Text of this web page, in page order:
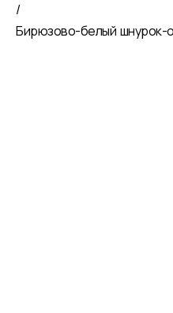
/
Бирюзово-белый шнурок-